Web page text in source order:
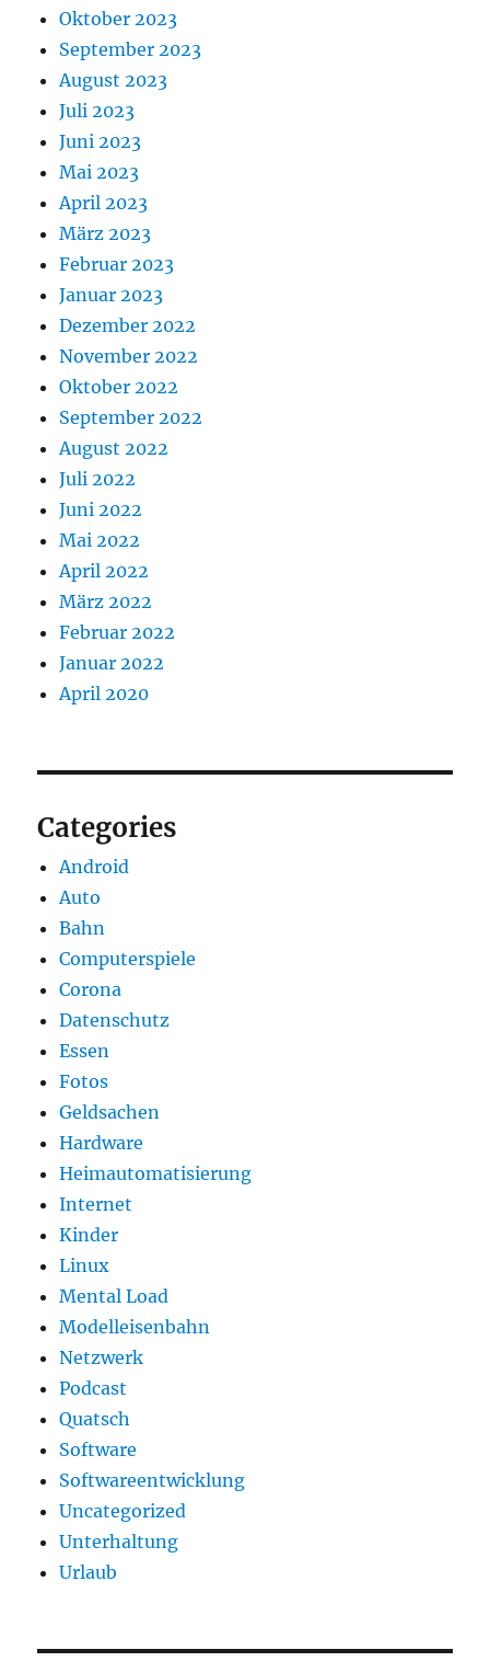
Oktober 2023
September 2023
August 2023
Juli 2023
Juni 2023
Mai 2023
April 2023
März 2023
Februar 2023
Januar 2023
Dezember 2022
November 2022
Oktober 2022
September 2022
August 2022
Juli 2022
Juni 2022
Mai 2022
April 2022
März 2022
Februar 2022
Januar 2022
April 2020
Categories
Android
Auto
Bahn
Computerspiele
Corona
Datenschutz
Essen
Fotos
Geldsachen
Hardware
Heimautomatisierung
Internet
Kinder
Linux
Mental Load
Modelleisenbahn
Netzwerk
Podcast
Quatsch
Software
Softwareentwicklung
Uncategorized
Unterhaltung
Urlaub